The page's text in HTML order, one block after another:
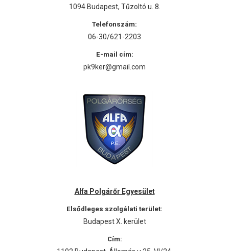
1094 Budapest, Tűzoltó u. 8.
Telefonszám:
06-30/621-2203
E-mail cím:
pk9ker@gmail.com
Alfa Polgárőr Egyesület
Elsődleges szolgálati terület:
Budapest X. kerület
Cím: